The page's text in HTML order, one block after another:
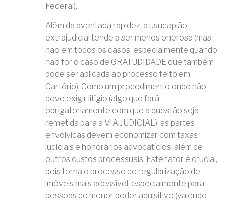
Federal).
Além da aventada rapidez, a usucapião
extrajudicial tende a ser menos onerosa (mas
não em todos os casos, especialmente quando
não for o caso de GRATUDIDADE que também
pode ser aplicada ao processo feito em
Cartório). Como um procedimento onde não
deve exigir litígio (algo que fará
obrigatoriamente com que a questão seja
remetida para a VIA JUDICIAL), as partes
envolvidas devem economizar com taxas
judiciais e honorários advocatícios, além de
outros custos processuais. Este fator é crucial,
pois torna o processo de regularização de
imóveis mais acessível, especialmente para
pessoas de menor poder aquisitivo (valendo